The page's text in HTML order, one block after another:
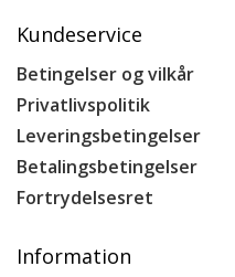
Kundeservice
Betingelser og vilkår
Privatlivspolitik
Leveringsbetingelser
Betalingsbetingelser
Fortrydelsesret
Information